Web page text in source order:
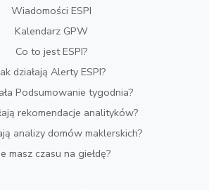
Wiadomości ESPI
Kalendarz GPW
Co to jest ESPI?
działają Alerty ESPI?
Podsumowanie tygodnia?
rekomendacje analityków?
analizy domów maklerskich?
masz czasu na giełdę?